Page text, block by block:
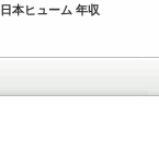
日本ヒューム 年収